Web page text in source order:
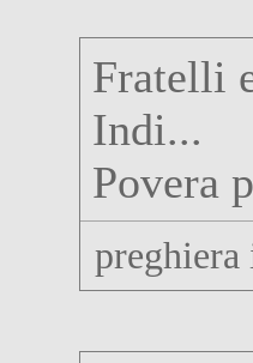
Fratelli
Indi...
Povera
preghiera